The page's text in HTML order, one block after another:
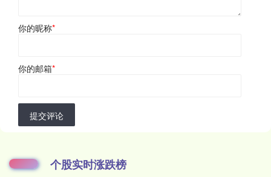
你的昵称*
你的邮箱*
提交评论
个股实时涨跌榜